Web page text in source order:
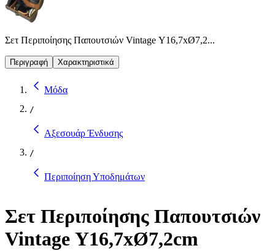
Σετ Περιποίησης Παπουτσιών Vintage Υ16,7xØ7,2...
Περιγραφή Χαρακτηριστικά
Μόδα
/
Αξεσουάρ Ένδυσης
/
Περιποίηση Υποδημάτων
Σετ Περιποίησης Παπουτσιών
Vintage Υ16,7xØ7,2cm